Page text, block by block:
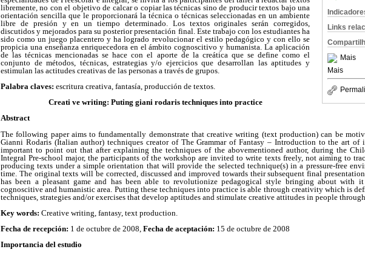
Links
Mais
Mais
libremente, no con el objetivo de calcar o copiar las técnicas sino de producir textos bajo una
orientación sencilla que le proporcionará la técnica o técnicas seleccionadas en un ambiente
libre de presión y en un tiempo determinado. Los textos originales serán corregidos,
discutidos y mejorados para su posterior presentación final. Este trabajo con los estudiantes ha
sido como un juego placentero y ha logrado revolucionar el estilo pedagógico y con ello se
propicia una enseñanza enriquecedora en el ámbito cognoscitivo y humanista. La aplicación
de las técnicas mencionadas se hace con el aporte de la creática que se define como el
conjunto de métodos, técnicas, estrategias y/o ejercicios que desarrollan las aptitudes y
estimulan las actitudes creativas de las personas a través de grupos.
Palabra claves: escritura creativa, fantasía, producción de textos.
Creati ve writing: Puting giani rodaris techniques into practice
Abstract
The following paper aims to fundamentally demonstrate that creative writing (text production) can be
Gianni Rodaris (Italian author) techniques creator of The Grammar of Fantasy – Introduction to the art
important to point out that after explaining the techniques of the abovementioned author, during the
Integral Pre-school major, the participants of the workshop are invited to write texts freely, not aiming to
producing texts under a simple orientation that will provide the selected technique(s) in a pressure-free
time. The original texts will be corrected, discussed and improved towards their subsequent final
has been a pleasant game and has been able to revolutionize pedagogical style bringing about
cognoscitive and humanistic area. Putting these techniques into practice is able through creativity which is
techniques, strategies and/or exercises that develop aptitudes and stimulate creative attitudes in people
Key words: Creative writing, fantasy, text production.
Fecha de recepción: 1 de octubre de 2008, Fecha de aceptación: 15 de octubre de 2008
Importancia del estudio